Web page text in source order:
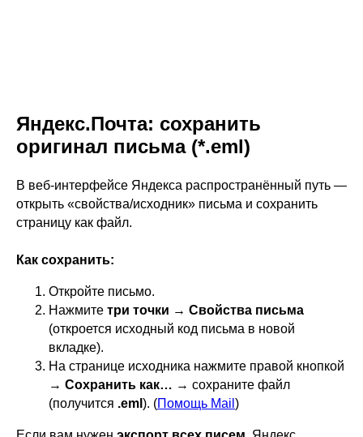
Яндекс.Почта: сохранить
оригинал письма (*.eml)
В веб-интерфейсе Яндекса распространённый путь —
открыть «свойства/исходник» письма и сохранить
страницу как файл.
Как сохранить:
Откройте письмо.
Нажмите три точки → Свойства письма
(откроется исходный код письма в новой
вкладке).
На странице исходника нажмите правой кнопкой
→ Сохранить как… → сохраните файл
(получится .eml ). (Помощь Mail )